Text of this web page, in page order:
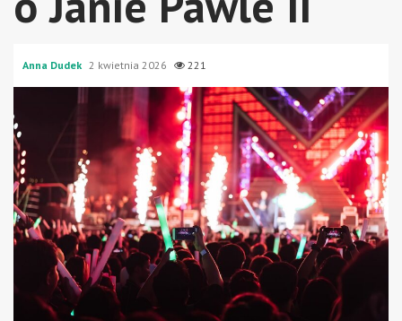
Anna Dudek 2 kwietnia 2026 221